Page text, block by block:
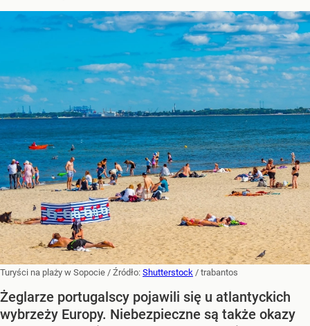
Turyści na plaży w Sopocie / Źródło: Shutterstock / trabantos
Żeglarze portugalscy pojawili się u atlantyckich
wybrzeży Europy. Niebezpieczne są także okazy